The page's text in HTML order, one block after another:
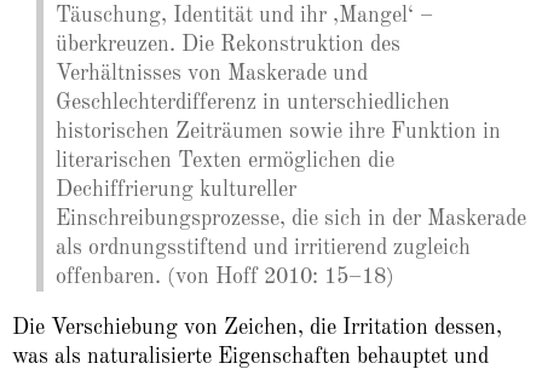
Täuschung, Identität und ihr ‚Mangel‘ –
überkreuzen. Die Rekonstruktion des
Verhältnisses von Maskerade und
Geschlechterdifferenz in unterschiedlichen
historischen Zeiträumen sowie ihre Funktion in
literarischen Texten ermöglichen die
Dechiffrierung kultureller
Einschreibungsprozesse, die sich in der Maskerade
als ordnungsstiftend und irritierend zugleich
offenbaren. (von Hoff 2010: 15–18)
Die Verschiebung von Zeichen, die Irritation dessen,
was als naturalisierte Eigenschaften behauptet und